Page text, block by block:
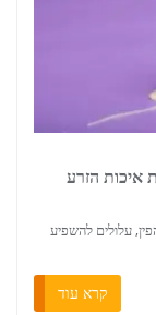
איכות הזרע
עלולים להשפיע
קרא עוד